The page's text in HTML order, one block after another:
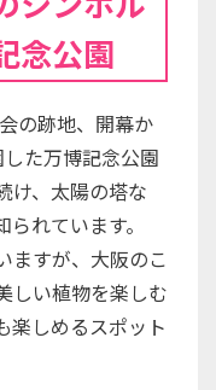
念公園
の跡地、開幕か
た万博記念公園
け、太陽の塔な
れています。
ますが、大阪のこ
しい植物を楽しむ
楽しめるスポット